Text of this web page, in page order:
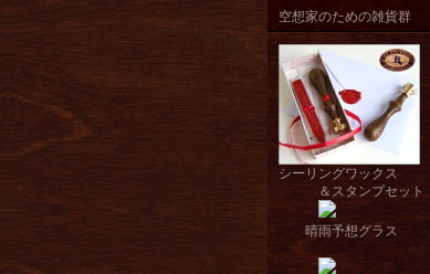
空想家のための雑貨群
シーリングワックス
＆スタンプセット
晴雨予想グラス